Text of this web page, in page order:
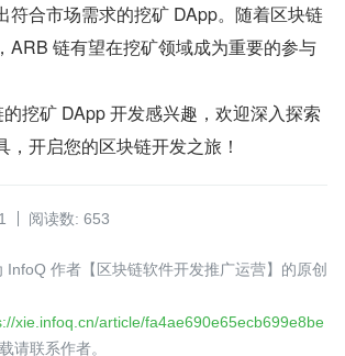
符合市场需求的挖矿 DApp。随着区块链
ARB 链有望在挖矿领域成为重要的参与
挖矿 DApp 开发感兴趣，欢迎深入探索
，开启您的区块链开发之旅！
阅读数: 653
InfoQ 作者【区块链软件开发推广运营】的原创
xie.infoq.cn/article/fa4ae690e65ecb699e8be
请联系作者。